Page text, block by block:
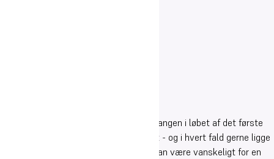
Andelen af elever, som afbryder skolegangen i løbet af det første
år, skal mindskes så meget som muligt - og i hvert fald gerne ligge
nær landsgennemsnittet, selvom det kan være vanskeligt for en